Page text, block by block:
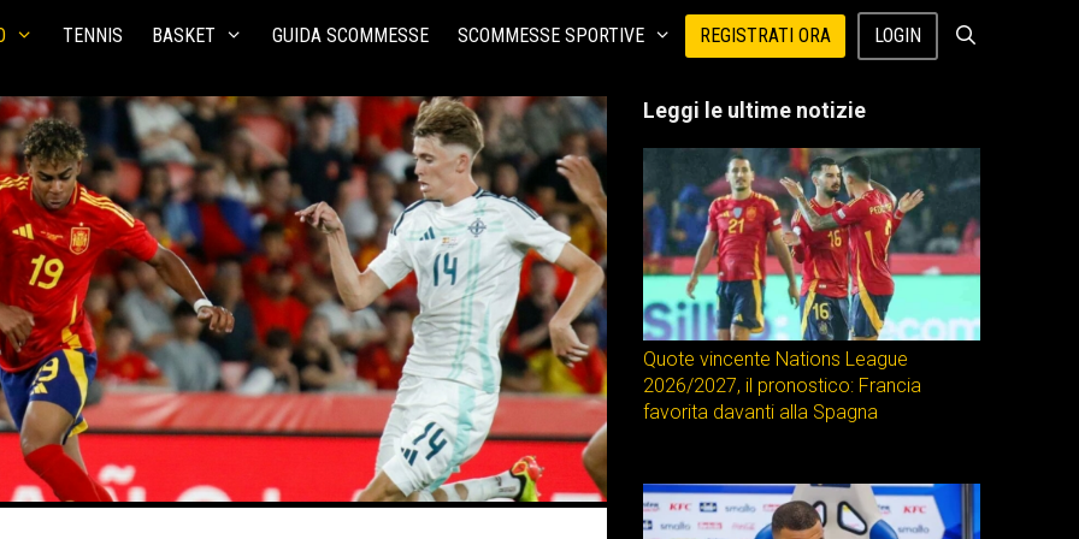
TENNIS BASKET GUIDA SCOMMESSE SCOMMESSE SPORTIVE REGISTRATI ORA LOGIN
Leggi le ultime notizie
Quote vincente Nations League
2026/2027, il pronostico: Francia
favorita davanti alla Spagna